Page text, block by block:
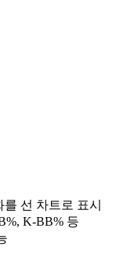
를 선 차트로 표시
K-BB% 등